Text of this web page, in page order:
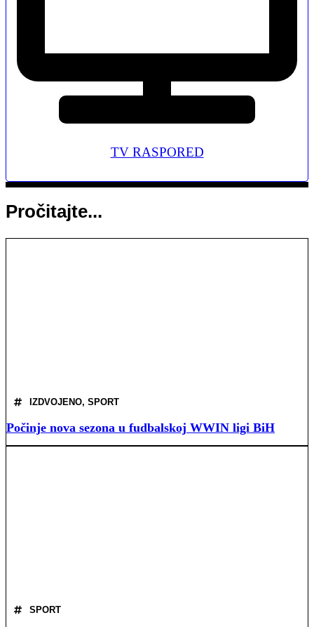
TV RASPORED
Pročitajte...
IZDVOJENO, SPORT
Počinje nova sezona u fudbalskoj WWIN ligi BiH
SPORT